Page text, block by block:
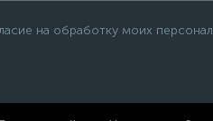
на обработку моих